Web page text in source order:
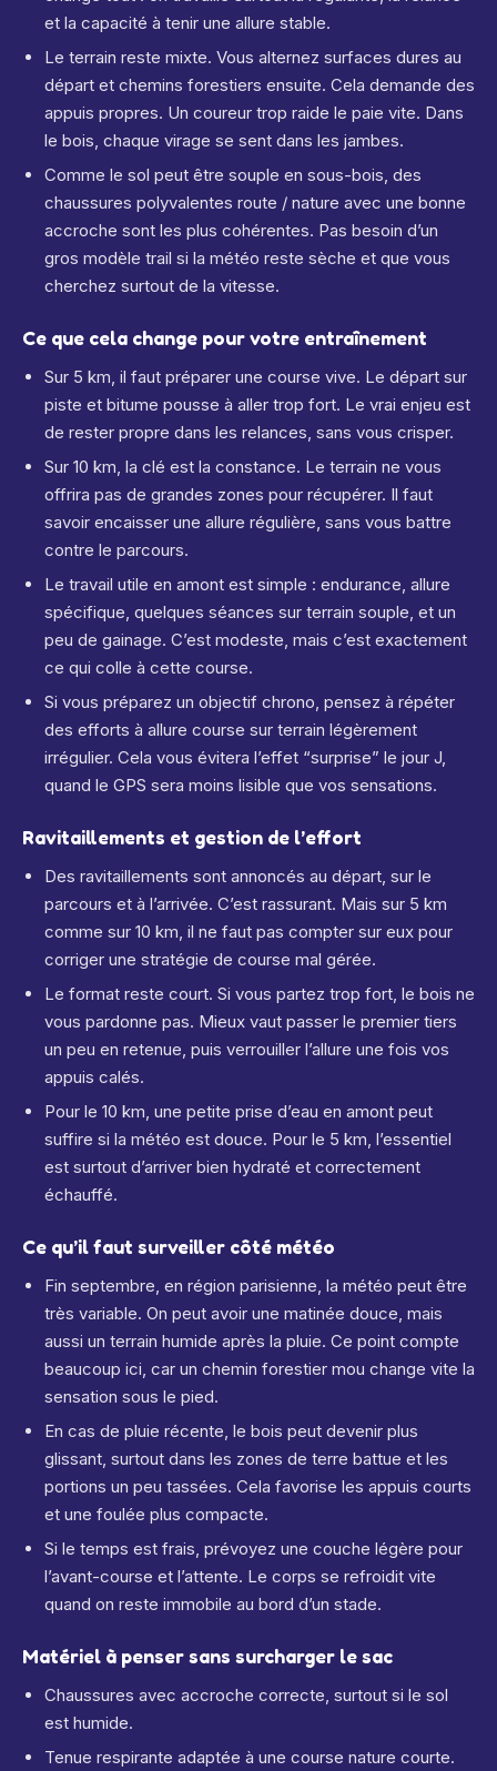
et la capacité à tenir une allure stable.
Le terrain reste mixte. Vous alternez surfaces dures au
départ et chemins forestiers ensuite. Cela demande des
appuis propres. Un coureur trop raide le paie vite. Dans
le bois, chaque virage se sent dans les jambes.
Comme le sol peut être souple en sous-bois, des
chaussures polyvalentes route / nature avec une bonne
accroche sont les plus cohérentes. Pas besoin d’un
gros modèle trail si la météo reste sèche et que vous
cherchez surtout de la vitesse.
Ce que cela change pour votre entraînement
Sur 5 km, il faut préparer une course vive. Le départ sur
piste et bitume pousse à aller trop fort. Le vrai enjeu est
de rester propre dans les relances, sans vous crisper.
Sur 10 km, la clé est la constance. Le terrain ne vous
offrira pas de grandes zones pour récupérer. Il faut
savoir encaisser une allure régulière, sans vous battre
contre le parcours.
Le travail utile en amont est simple : endurance, allure
spécifique, quelques séances sur terrain souple, et un
peu de gainage. C’est modeste, mais c’est exactement
ce qui colle à cette course.
Si vous préparez un objectif chrono, pensez à répéter
des efforts à allure course sur terrain légèrement
irrégulier. Cela vous évitera l’effet “surprise” le jour J,
quand le GPS sera moins lisible que vos sensations.
Ravitaillements et gestion de l’effort
Des ravitaillements sont annoncés au départ, sur le
parcours et à l’arrivée. C’est rassurant. Mais sur 5 km
comme sur 10 km, il ne faut pas compter sur eux pour
corriger une stratégie de course mal gérée.
Le format reste court. Si vous partez trop fort, le bois ne
vous pardonne pas. Mieux vaut passer le premier tiers
un peu en retenue, puis verrouiller l’allure une fois vos
appuis calés.
Pour le 10 km, une petite prise d’eau en amont peut
suffire si la météo est douce. Pour le 5 km, l’essentiel
est surtout d’arriver bien hydraté et correctement
échauffé.
Ce qu’il faut surveiller côté météo
Fin septembre, en région parisienne, la météo peut être
très variable. On peut avoir une matinée douce, mais
aussi un terrain humide après la pluie. Ce point compte
beaucoup ici, car un chemin forestier mou change vite la
sensation sous le pied.
En cas de pluie récente, le bois peut devenir plus
glissant, surtout dans les zones de terre battue et les
portions un peu tassées. Cela favorise les appuis courts
et une foulée plus compacte.
Si le temps est frais, prévoyez une couche légère pour
l’avant-course et l’attente. Le corps se refroidit vite
quand on reste immobile au bord d’un stade.
Matériel à penser sans surcharger le sac
Chaussures avec accroche correcte, surtout si le sol
est humide.
Tenue respirante adaptée à une course nature courte.